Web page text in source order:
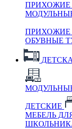
ПРИХОЖИЕ
ПРИХОЖИЕ
ОБУВНЫЕ
ДЕТСКИЕ
МЕБЕЛЬ